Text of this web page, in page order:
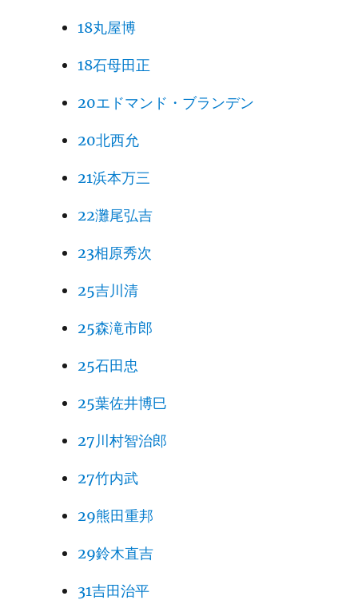
18丸屋博
18石母田正
20エドマンド・ブランデン
20北西允
21浜本万三
22灘尾弘吉
23相原秀次
25吉川清
25森滝市郎
25石田忠
25葉佐井博巳
27川村智治郎
27竹内武
29熊田重邦
29鈴木直吉
31吉田治平